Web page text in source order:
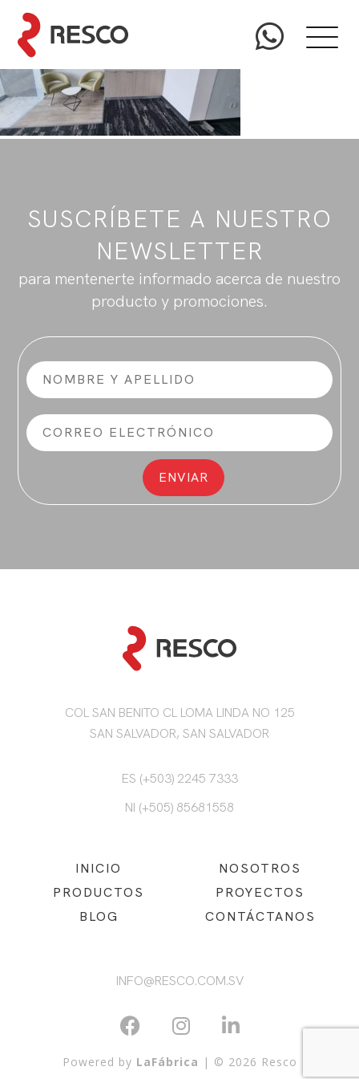
SUSCRÍBETE A NUESTRO
NEWSLETTER
para mentenerte informado acerca de nuestro
producto y promociones.
COL SAN BENITO CL LOMA LINDA NO 125
SAN SALVADOR, SAN SALVADOR
ES (+503) 2245 7333
NI (+505) 85681558
INICIO
NOSOTROS
PRODUCTOS
PROYECTOS
BLOG
CONTÁCTANOS
INFO@RESCO.COM.SV
Powered by LaFábrica | © 2026 Resco